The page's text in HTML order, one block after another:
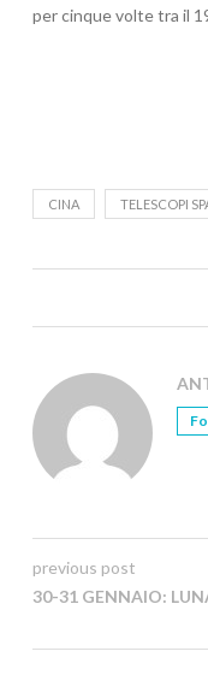
per cinque volte tra il
CINA TELESCOPI
previous post
30-31 GENNAIO: